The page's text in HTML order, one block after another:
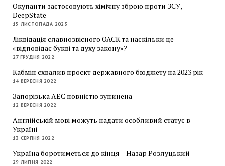
Окупанти застосовують хімічну зброю проти ЗСУ, —
DeepState
15 ЛИСТОПАДА 2023
Ліквідація славнозвісного ОАСК та наскільки це
«відповідає букві та духу закону»?
27 ГРУДНЯ 2022
Кабмін схвалив проєкт державного бюджету на 2023 рік
14 ВЕРЕСНЯ 2022
Запорізька АЕС повністю зупинена
12 ВЕРЕСНЯ 2022
Англійській мові можуть надати особливий статус в
Україні
13 СЕРПНЯ 2022
Україна боротиметься до кінця – Назар Розлуцький
29 ЛИПНЯ 2022